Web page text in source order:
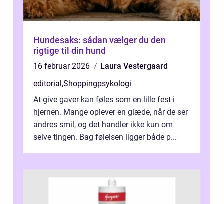
Hundesaks: sådan vælger du den
rigtige til din hund
16 februar 2026
Laura Vestergaard
editorial,Shoppingpsykologi
At give gaver kan føles som en lille fest i
hjernen. Mange oplever en glæde, når de ser
andres smil, og det handler ikke kun om
selve tingen. Bag følelsen ligger både p...